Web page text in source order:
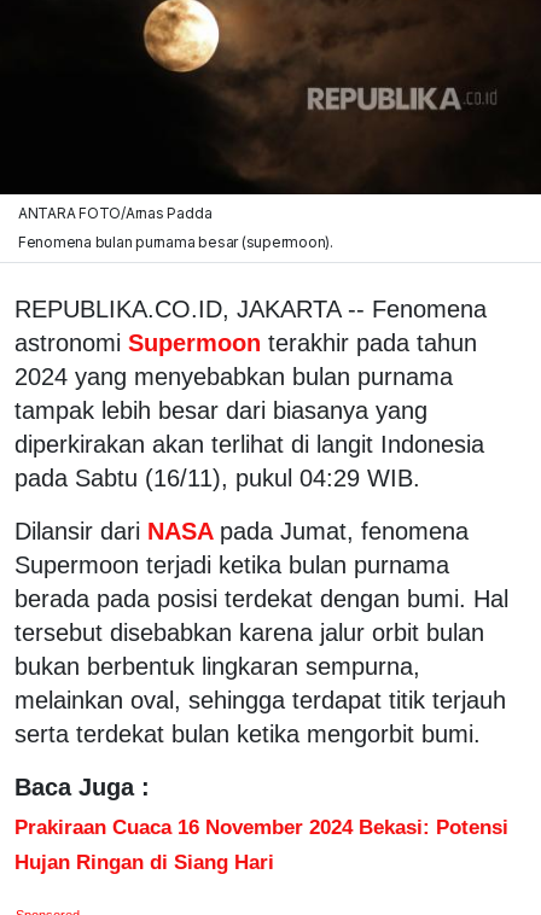
ANTARA FOTO/Arnas Padda
Fenomena bulan purnama besar (supermoon).
REPUBLIKA.CO.ID, JAKARTA -- Fenomena
astronomi Supermoon terakhir pada tahun
2024 yang menyebabkan bulan purnama
tampak lebih besar dari biasanya yang
diperkirakan akan terlihat di langit Indonesia
pada Sabtu (16/11), pukul 04:29 WIB.
Dilansir dari NASA pada Jumat, fenomena
Supermoon terjadi ketika bulan purnama
berada pada posisi terdekat dengan bumi. Hal
tersebut disebabkan karena jalur orbit bulan
bukan berbentuk lingkaran sempurna,
melainkan oval, sehingga terdapat titik terjauh
serta terdekat bulan ketika mengorbit bumi.
Baca Juga :
Prakiraan Cuaca 16 November 2024 Bekasi: Potensi
Hujan Ringan di Siang Hari